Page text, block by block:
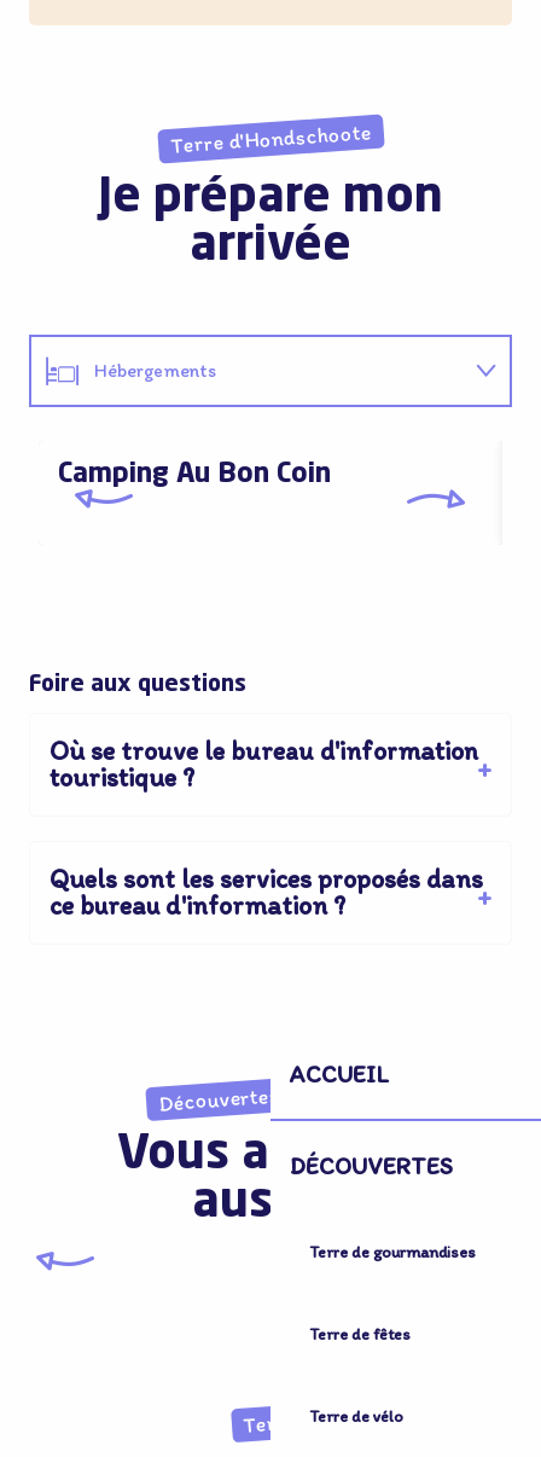
ACCUEIL
DÉCOUVERTES
Terre de gourmandises
Terre de fêtes
Terre de vélo
Terre d'Hondschoote
Je prépare mon
arrivée
Hébergements
Activités
Camping Au Bon Coin
Foire aux questions
Où se trouve le bureau d'information
touristique ?
Quels sont les services proposés dans
ce bureau d'information ?
Découvertes imprévues
Vous aimerez
aussi...
Terre